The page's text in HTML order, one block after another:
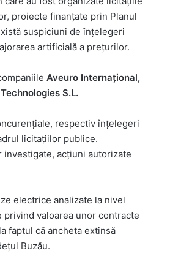
proiecte finanțate prin Planul
suspiciuni de înțelegeri
artificială a prețurilor.
Aveuro Internațional,
S.L.
respectiv înțelegeri
licitațiilor publice.
acțiuni autorizate
electrice analizate la nivel
valoarea unor contracte
faptul că ancheta extinsă
Buzău.